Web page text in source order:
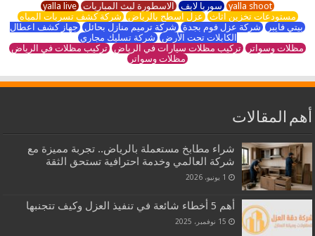
yalla shoot سوريا لايف الاسطورة لبث المباريات yalla live
مستودعات تخزين اثاث عزل اسطح بالرياض شركة كشف تسربات المياه
بيتي فايبر شركة عزل فوم بجدة شركة ترميم منازل بحائل جهاز كشف اعطال
الكابلات تحت الأرض شركة تسليك مجاري
مظلات وسواتر تركيب مظلات سيارات في الرياض تركيب مظلات في الرياض
مظلات وسواتر
أهم المقالات
شراء مطابخ مستعملة بالرياض.. تجربة مميزة مع
شركة العالمي وخدمة احترافية تستحق الثقة
1 يونيو، 2026
أهم 5 أخطاء شائعة في تنفيذ العزل وكيف تتجنبها
15 نوفمبر، 2025